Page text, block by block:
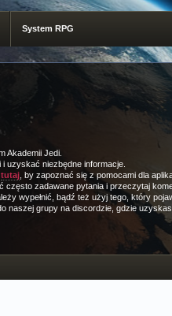
System RPG
Akademii Jedi.
i uzyskać niezbędne informacje.
tutaj , by zapoznać się z pomocami dla
często zadawane pytania i przeczytaj
wypełnić, bądź też użyj tego, który
naszej grupy na discordzie, gdzie